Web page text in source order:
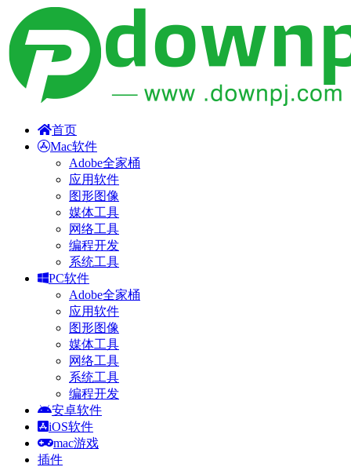
首页
Mac软件
Adobe全家桶
应用软件
图形图像
媒体工具
网络工具
编程开发
系统工具
PC软件
Adobe全家桶
应用软件
图形图像
媒体工具
网络工具
系统工具
编程开发
安卓软件
iOS软件
mac游戏
插件